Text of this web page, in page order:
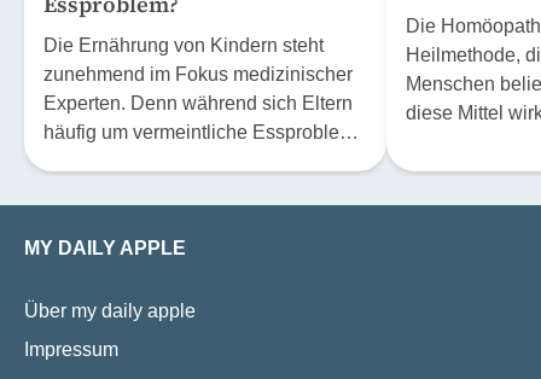
Die Ernährung von Kindern steht
zunehmend im Fokus medizinischer
Experten. Denn während sich Eltern
häufig um vermeintliche Essprobleme
Universitäts-Kinderspital beider
versteckter Fruchtzucker und eine
Proteinersatzprodukte.
Die
Heilmethode,
Menschen
diese Mittel
Effekt? Der
MY DAILY APPLE
Über my daily apple
Impressum